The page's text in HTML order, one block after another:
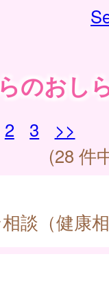
のおし
2 3
>>
(28 件
談（健康